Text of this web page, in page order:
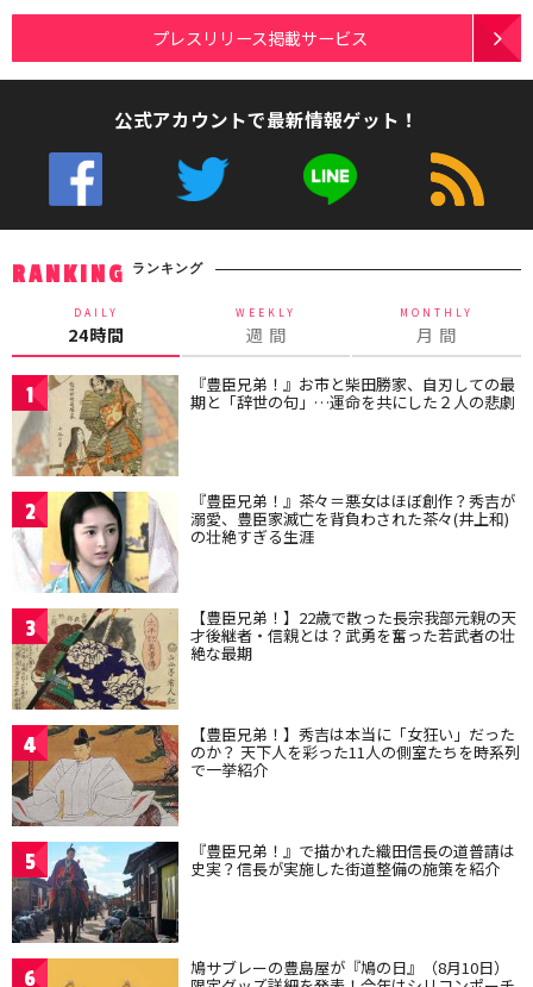
プレスリリース掲載サービス
公式アカウントで最新情報ゲット！
RANKING ランキング
DAILY
24時間
WEEKLY
週 間
MONTHLY
月 間
1 『豊臣兄弟！』お市と柴田勝家、自刃しての最
期と「辞世の句」…運命を共にした２人の悲劇
2 『豊臣兄弟！』茶々＝悪女はほぼ創作？秀吉が
溺愛、豊臣家滅亡を背負わされた茶々(井上和)
の壮絶すぎる生涯
3 【豊臣兄弟！】22歳で散った長宗我部元親の天
才後継者・信親とは？武勇を奮った若武者の壮
絶な最期
4 【豊臣兄弟！】秀吉は本当に「女狂い」だった
のか？ 天下人を彩った11人の側室たちを時系列
で一挙紹介
5 『豊臣兄弟！』で描かれた織田信長の道普請は
史実？信長が実施した街道整備の施策を紹介
6 鳩サブレーの豊島屋が『鳩の日』（8月10日）